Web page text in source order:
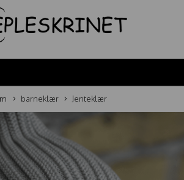
barneklær Jenteklær